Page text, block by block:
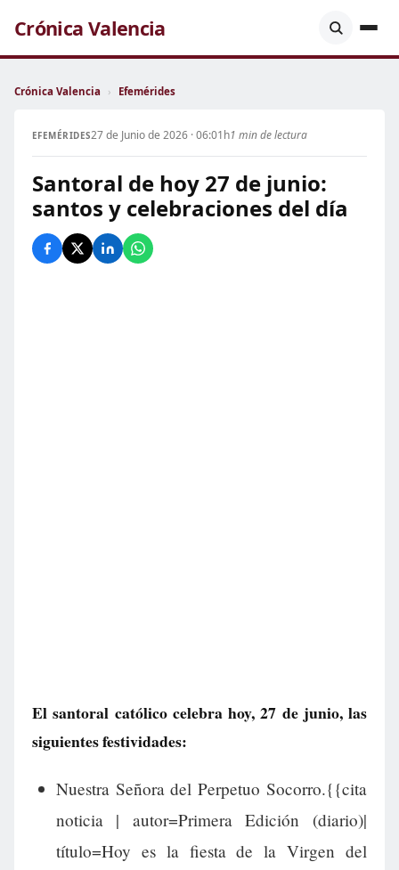
Crónica Valencia
Crónica Valencia › Efemérides
EFEMÉRIDES27 de Junio de 2026 · 06:01h1 min de lectura
Santoral de hoy 27 de junio:
santos y celebraciones del día
El santoral católico celebra hoy, 27 de junio, las
siguientes festividades:
Nuestra Señora del Perpetuo Socorro.{{cita
noticia | autor=Primera Edición (diario)|
título=Hoy es la fiesta de la Virgen del